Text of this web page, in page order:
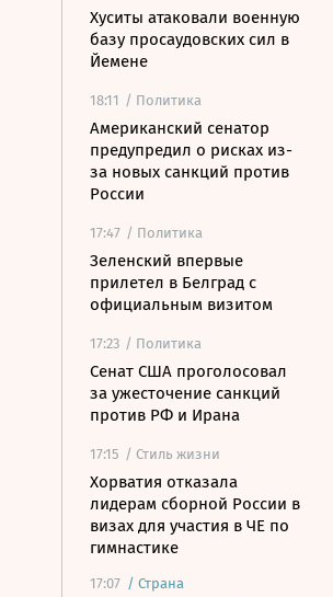
Хуситы атаковали военную
базу просаудовских сил в
Йемене
18:11 / Политика
Американский сенатор
предупредил о рисках из-
за новых санкций против
России
17:47 / Политика
Зеленский впервые
прилетел в Белград с
официальным визитом
17:23 / Политика
Сенат США проголосовал
за ужесточение санкций
против РФ и Ирана
17:15 / Стиль жизни
Хорватия отказала
лидерам сборной России в
визах для участия в ЧЕ по
гимнастике
17:07 / Страна